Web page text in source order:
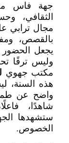
جهة فاس
الثقافي،
مجال ترابي
بالقصص،
يجعل الحضور
وليس ترفًا
مكتب جهوي
هذه السنة،
واضح عن
شاهدًا،
ستشهدها
الخصوص.